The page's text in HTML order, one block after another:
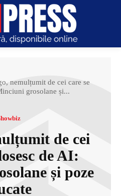
nemulțumit de cei care se
grosolane și...
de cei
de AI:
și poze